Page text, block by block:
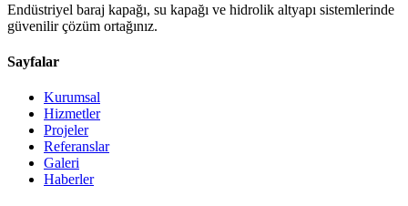
Endüstriyel baraj kapağı, su kapağı ve hidrolik altyapı sistemlerinde
güvenilir çözüm ortağınız.
Sayfalar
Kurumsal
Hizmetler
Projeler
Referanslar
Galeri
Haberler